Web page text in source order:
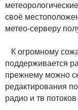
своё
метео-серверу
К огромному
поддерживается
прежнему можно
редактирования
радио и тв